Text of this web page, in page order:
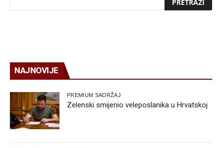
NAJNOVIJE
PREMIUM SADRŽAJ
Zelenski smijenio veleposlanika u Hrvatskoj